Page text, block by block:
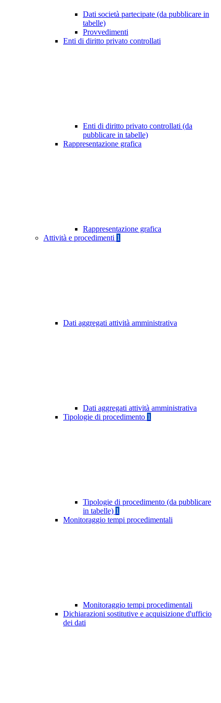
Dati società partecipate (da pubblicare in
tabelle)
Provvedimenti
Enti di diritto privato controllati
Enti di diritto privato controllati (da
pubblicare in tabelle)
Rappresentazione grafica
Rappresentazione grafica
Attività e procedimenti 1
Dati aggregati attività amministrativa
Dati aggregati attività amministrativa
Tipologie di procedimento 1
Tipologie di procedimento (da pubblicare
in tabelle) 1
Monitoraggio tempi procedimentali
Monitoraggio tempi procedimentali
Dichiarazioni sostitutive e acquisizione d'ufficio
dei dati